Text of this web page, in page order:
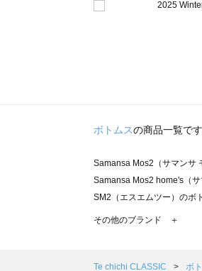
Samansa Mos2 home's（
その他のブランド ＋